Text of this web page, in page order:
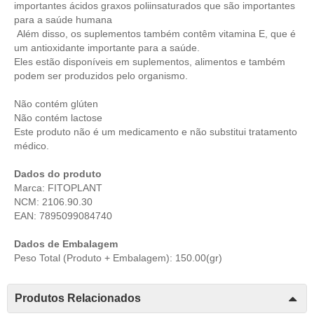
importantes ácidos graxos poliinsaturados que são importantes
para a saúde humana
Além disso, os suplementos também contêm vitamina E, que é
um antioxidante importante para a saúde.
Eles estão disponíveis em suplementos, alimentos e também
podem ser produzidos pelo organismo.
Não contém glúten
Não contém lactose
Este produto não é um medicamento e não substitui tratamento
médico.
Dados do produto
Marca: FITOPLANT
NCM: 2106.90.30
EAN: 7895099084740
Dados de Embalagem
Peso Total (Produto + Embalagem): 150.00(gr)
Produtos Relacionados